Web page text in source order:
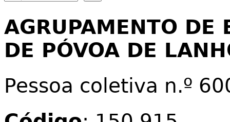
AGRUPAMENTO DE
DE PÓVOA DE
Pessoa coletiva n.º